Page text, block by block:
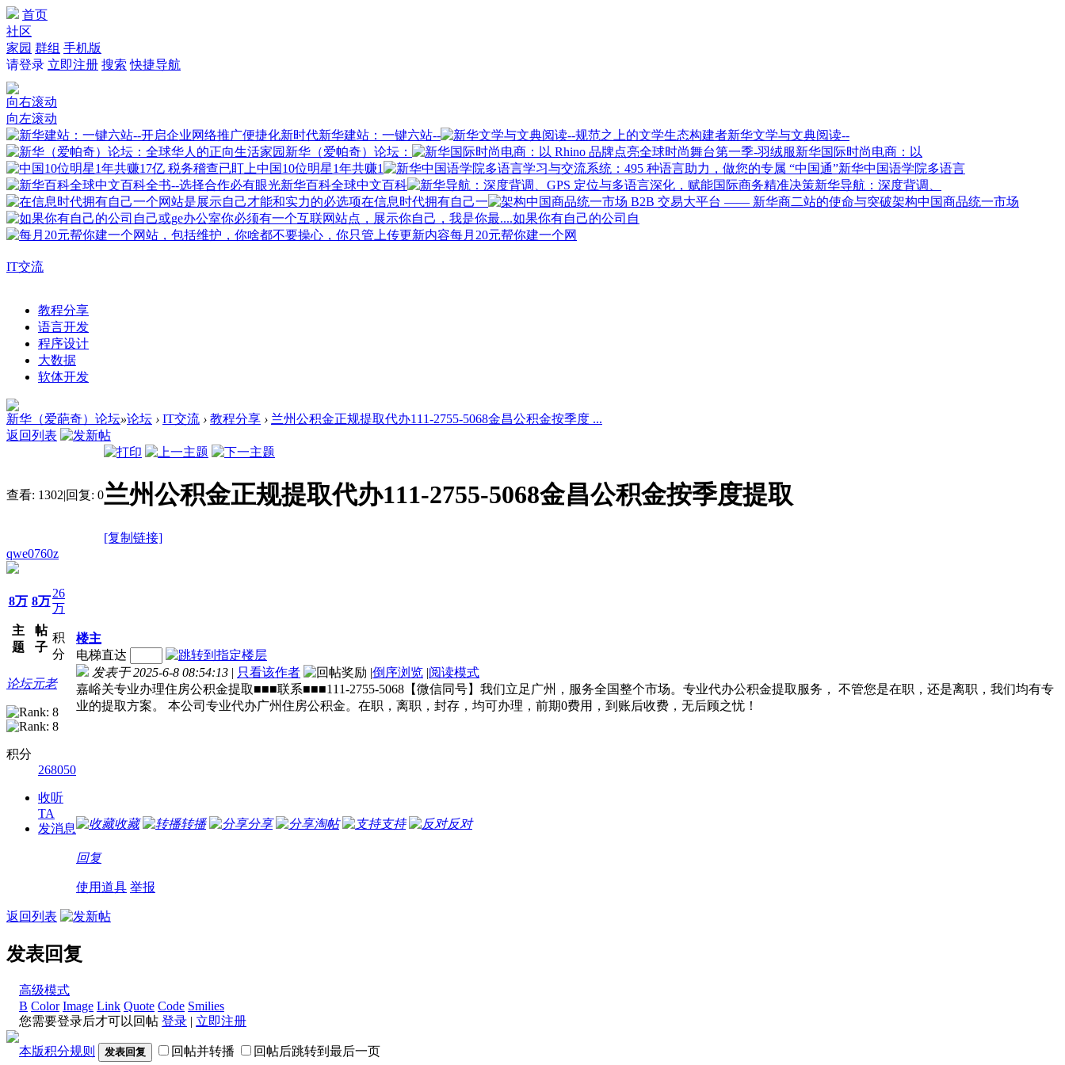
首页
社区
家园 群组 手机版
请登录 立即注册 搜索 快捷导航
向右滚动
向左滚动
新华建站：一键六站--
新华文学与文典阅读--
新华（爱帕奇）论坛：
新华国际时尚电商：以
中国10位明星1年共赚1
新华中国语学院多语言
新华百科全球中文百科
新华导航：深度背调、
在信息时代拥有自己一
架构中国商品统一市场
如果你有自己的公司自
每月20元帮你建一个网
IT交流
教程分享
语言开发
程序设计
大数据
软体开发
新华（爱葩奇）论坛»论坛 › IT交流 › 教程分享 › 兰州公积金正规提取代办111-2755-5068金昌公积金按季度 ...
返回列表
查看: 1302|回复: 0兰州公积金正规提取代办111-2755-5068金昌公积金按季度提取
[复制链接]
qwe0760z
8万
主
题
8万
帖
子
26
万
积
分
论坛元老
积分
268050
收听
TA
发消息
楼主
电梯直达
发表于 2025-6-8 08:54:13 | 只看该作者 |倒序浏览 |阅读模式
嘉峪关专业办理住房公积金提取■■■联系■■■111-2755-5068【微信同号】我们立足广州，服务全国整个市场。专业代办公积金提取服务， 不管您是在职，还是离职，我们均有专
业的提取方案。 本公司专业代办广州住房公积金。在职，离职，封存，均可办理，前期0费用，到账后收费，无后顾之忧！
收藏 转播 分享 淘帖 支持 反对
回复
使用道具 举报
返回列表
发表回复
高级模式
B Color Image Link Quote Code Smilies
您需要登录后才可以回帖 登录 | 立即注册
本版积分规则 发表回复 回帖并转播 回帖后跳转到最后一页